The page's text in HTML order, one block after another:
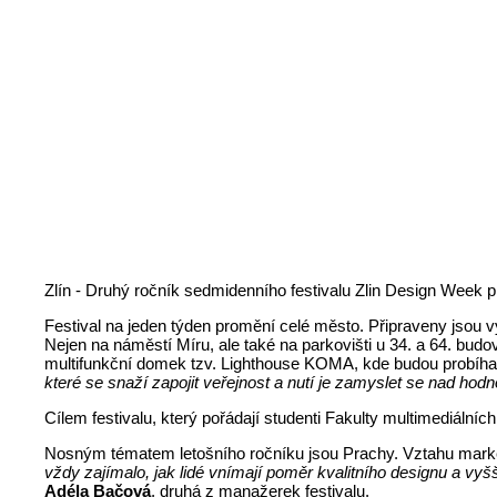
Zlín - Druhý ročník sedmidenního festivalu Zlin Design Week
Festival na jeden týden promění celé město. Připraveny
Nejen na náměstí Míru, ale také na parkovišti u 34. a 64.
multifunkční domek tzv. Lighthouse KOMA, kde budou
které se snaží zapojit veřejnost a nutí je zamyslet se nad
Cílem festivalu, který pořádají studenti Fakulty
Nosným tématem letošního ročníku jsou Prachy. Vztahu
vždy zajímalo, jak lidé vnímají poměr kvalitního designu a
Adéla Bačová, druhá z manažerek festivalu.